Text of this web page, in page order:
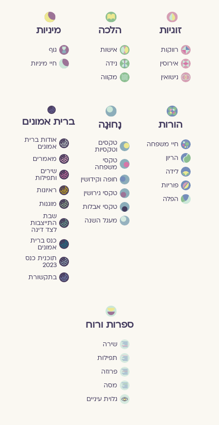
זוגיות
רווקות
אירוסין
נישואין
הלכה
אישות
נידה
מקווה
מיניות
גוף
חיי מיניות
הורות
חיי משפחה
הריון
לידה
פוריות
הפלה
נָחוּגָה
טקסים
וטקסיות
טקסי
משפחה
חופה וקידושין
טקסי גירושין
טקסי אבלות
מעגל השנה
ברית אמונים
אודות ברית
אמונים
מאמרים
שירים
ותפילות
ראיונות
מוגנוּת
שבת
התייצבות
לצד דינה
כנס ברית
אמונים
תוכנית כנס
2023
בתקשורת
ספרות ורוח
שירה
תפילות
פרוזה
מסה
גלוית עיניים